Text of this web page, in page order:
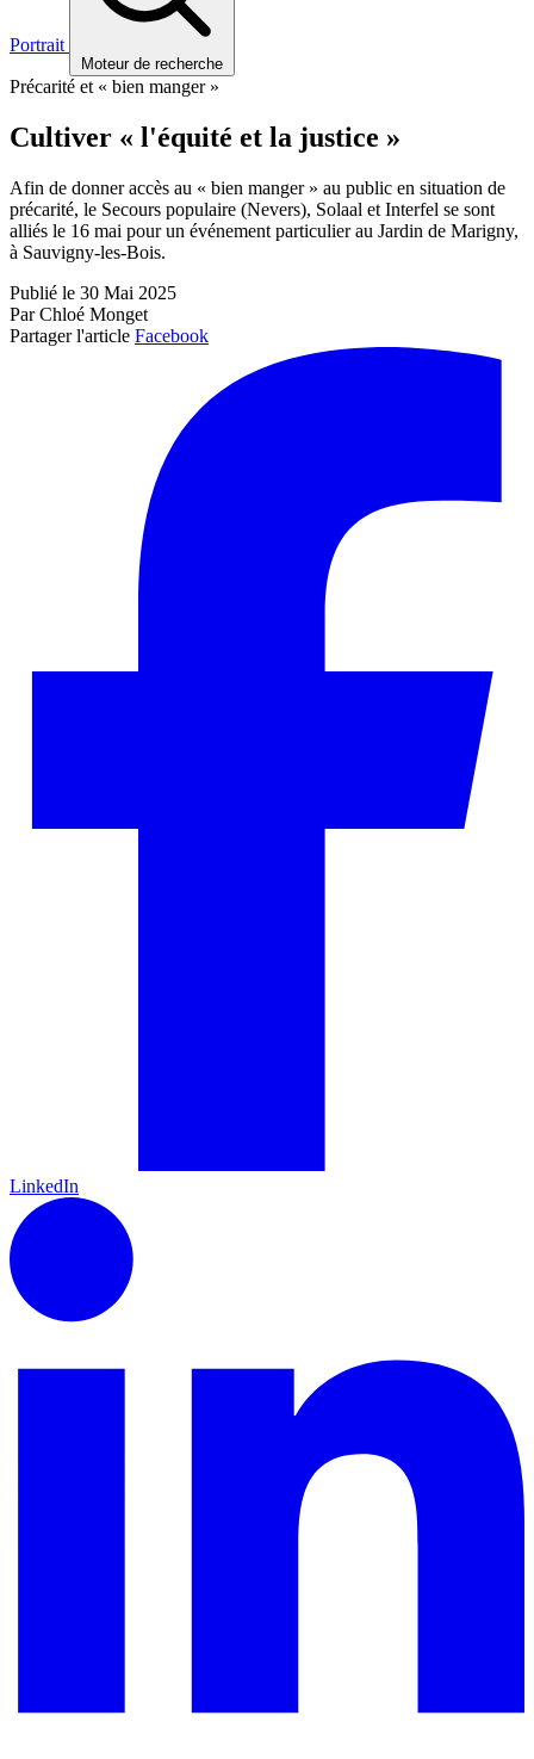
Portrait
Moteur de recherche
Précarité et « bien manger »
Cultiver « l'équité et la justice »
Afin de donner accès au « bien manger » au public en situation de
précarité, le Secours populaire (Nevers), Solaal et Interfel se sont
alliés le 16 mai pour un événement particulier au Jardin de Marigny,
à Sauvigny-les-Bois.
Publié le 30 Mai 2025
Par Chloé Monget
Partager l'article Facebook
LinkedIn